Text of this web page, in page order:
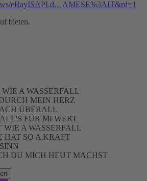
ws/eBayISAPI.d…AMESE%3AIT&rd=1
bieten.
A WASSERFALL
MEIN HERZ
ÜBERALL
FÜR MI WERT
WIE A WASSERFALL
HAT SO A KRAFT
DU MICH HEUT MACHST